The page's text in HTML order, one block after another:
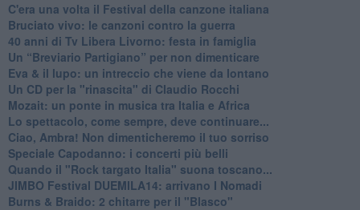
C'era una volta il Festival della canzone italiana
Bruciato vivo: le canzoni contro la guerra
40 anni di Tv Libera Livorno: festa in famiglia
Un “Breviario Partigiano” per non dimenticare
Eva & il lupo: un intreccio che viene da lontano
Un CD per la "rinascita" di Claudio Rocchi
Mozait: un ponte in musica tra Italia e Africa
Lo spettacolo, come sempre, deve continuare...
Ciao, Ambra! Non dimenticheremo il tuo sorriso
Speciale Capodanno: i concerti più belli
Quando il "Rock targato Italia" suona toscano...
JIMBO Festival DUEMILA14: arrivano I Nomadi
Burns & Braido: 2 chitarre per il "Blasco"